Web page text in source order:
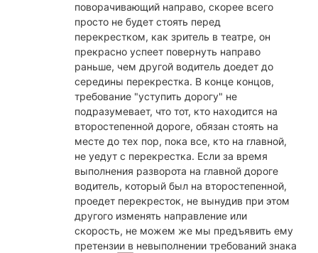
поворачивающий направо, скорее всего
просто не будет стоять перед
перекрестком, как зритель в театре, он
прекрасно успеет повернуть направо
раньше, чем другой водитель доедет до
середины перекрестка. В конце концов,
требование "уступить дорогу" не
подразумевает, что тот, кто находится на
второстепенной дороге, обязан стоять на
месте до тех пор, пока все, кто на главной,
не уедут с перекрестка. Если за время
выполнения разворота на главной дороге
водитель, который был на второстепенной,
проедет перекресток, не вынудив при этом
другого изменять направление или
скорость, не можем же мы предъявить ему
претензии в невыполнении требований знака